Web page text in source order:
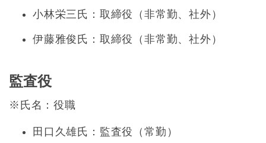
小林栄三氏：取締役（非常勤、社外）
伊藤雅俊氏：取締役（非常勤、社外）
監査役
※氏名：役職
田口久雄氏：監査役（常勤）